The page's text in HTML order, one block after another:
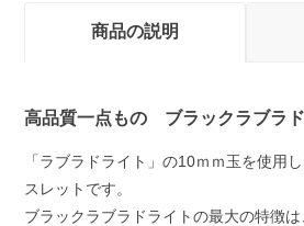
商品の説明
高品質一点もの ブラックラブラ
「ラブラドライト」の10ｍｍ玉を使用
スレットです。
ブラックラブラドライトの最大の特徴